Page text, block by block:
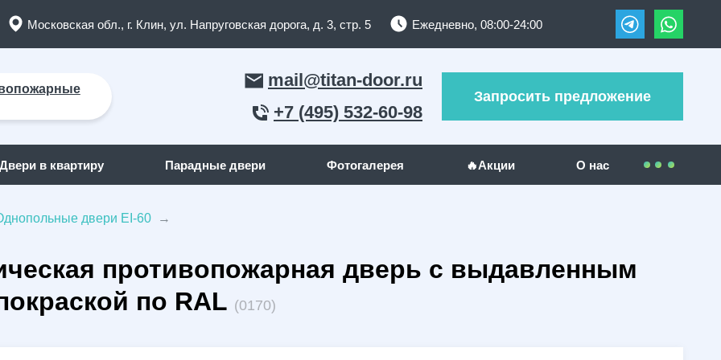
Московская обл., г. Клин, ул. Напруговская дорога, д. 3, стр. 5 Ежедневно, 08:00-24:00
mail@titan-door.ru
+7 (495) 532-60-98
Запросить предложение
ДВЕРИ
двери (165)
дома (262)
С отделкой МДФ (289)
С отделкой массив дерева
С отделкой порошок
Решетки на окна
Гаражные ворота
Двери в квартиру Парадные двери Фотогалерея 🔥Акции О нас
двери EI-60 →
противопожарная дверь с выдавленным
по RAL (0170)